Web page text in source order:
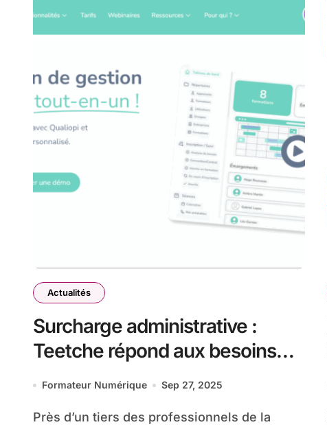
Actualités
Surcharge administrative :
Teetche répond aux besoins
des acteurs de la formation
Formateur Numérique Sep 27, 2025
Près d’un tiers des professionnels de la